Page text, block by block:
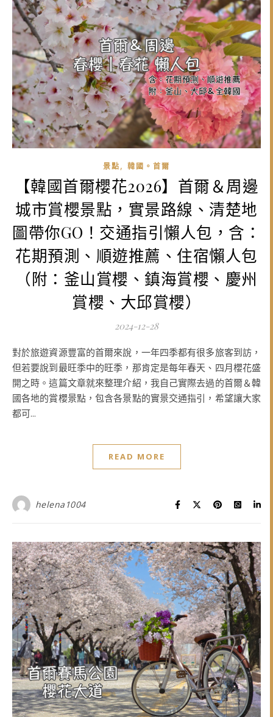
景點, 韓國。首爾
【韓國首爾櫻花2026】首爾＆周邊
城市賞櫻景點，實景路線、清楚地
圖帶你GO！交通指引懶人包，含：
花期預測、順遊推薦、住宿懶人包
（附：釜山賞櫻、鎮海賞櫻、慶州
賞櫻、大邱賞櫻）
2024-12-28
對於旅遊資源豐富的首爾來說，一年四季都有很多旅客到訪，
但若要說到最旺季中的旺季，那肯定是每年春天、四月櫻花盛
開之時。這篇文章就來整理介紹，我自己實際去過的首爾＆韓
國各地的賞櫻景點，包含各景點的實景交通指引，希望讓大家
都可...
READ MORE
helena1004